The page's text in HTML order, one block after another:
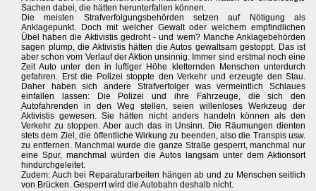
Sachen dabei, die hätten herunterfallen können.
Die meisten Strafverfolgungsbehörden setzen auf Nötigung als
Anklagepunkt. Doch mit welcher Gewalt oder welchem empfindlichen
Übel haben die Aktivistis gedroht - und wem? Manche Anklagebehörden
sagen plump, die Aktivistis hätten die Autos gewaltsam gestoppt. Das ist
aber schon vom Verlauf der Aktion unsinnig. Immer sind erstmal noch eine
Zeit Auto unter den in luftiger Höhe kletternden Menschen unterdurch
gefahren. Erst die Polizei stoppte den Verkehr und erzeugte den Stau.
Daher haben sich andere Strafverfolger was vermeintlich Schlaues
einfallen lassen: Die Polizei und ihre Fahrzeuge, die sich den
Autofahrenden in den Weg stellen, seien willenloses Werkzeug der
Aktivistis gewesen. Sie hätten nicht anders handeln können als den
Verkehr zu stoppen. Aber auch das in Unsinn. Die Räumungen dienten
stets dem Ziel, die öffentliche Wirkung zu beenden, also die Transpis usw.
zu entfernen. Manchmal wurde die ganze Straße gesperrt, manchmal nur
eine Spur, manchmal würden die Autos langsam unter dem Aktionsort
hindurchgeleitet.
Zudem: Auch bei Reparaturarbeiten hängen ab und zu Menschen seitlich
von Brücken. Gesperrt wird die Autobahn deshalb nicht.